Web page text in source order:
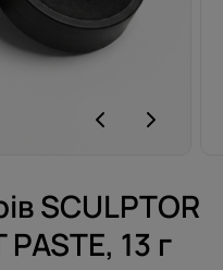
SCULPTOR
13 г